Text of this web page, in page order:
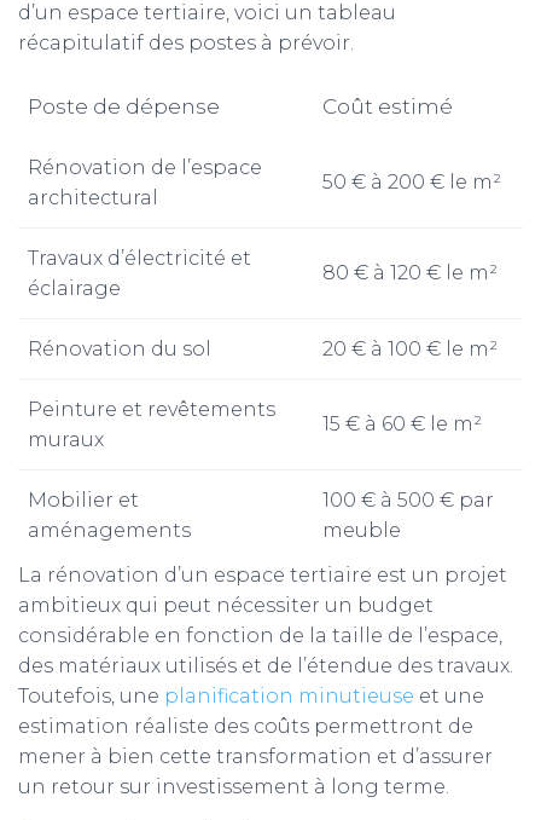
d’un espace tertiaire, voici un tableau
récapitulatif des postes à prévoir.
Poste de dépense Coût estimé
Rénovation de l’espace
architectural
50 € à 200 € le m²
Travaux d’électricité et
éclairage
80 € à 120 € le m²
Rénovation du sol 20 € à 100 € le m²
Peinture et revêtements
muraux
15 € à 60 € le m²
Mobilier et
aménagements
100 € à 500 € par
meuble
La rénovation d’un espace tertiaire est un projet
ambitieux qui peut nécessiter un budget
considérable en fonction de la taille de l’espace,
des matériaux utilisés et de l’étendue des travaux.
Toutefois, une planification minutieuse et une
estimation réaliste des coûts permettront de
mener à bien cette transformation et d’assurer
un retour sur investissement à long terme.